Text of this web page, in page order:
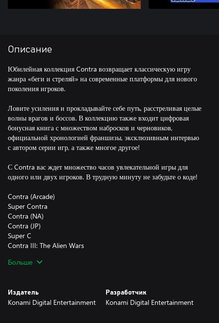
Описание
Юбилейная коллекция Contra возвращает классическую игру
жанра «беги и стреляй» на современные платформы для нового
поколения игроков.
Ловите усиления и прокладывайте себе путь, расстреливая целые
волны врагов и боссов. В коллекцию также входит цифровая
бонусная книга с множеством набросков и черновиков,
официальной хронологией франшизы, эксклюзивным интервью
с автором серии игр, а также многое другое!
С Contra вас ждет множество часов увлекательной игры для
одного или двух игроков. В трудную минуту не забудьте о коде!
Contra (Arcade)
Super Contra
Contra (NA)
Contra (JP)
Super C
Contra III: The Alien Wars
Contra Hard Corps
Больше
Издатель
Konami Digital Entertainment
Разработчик
Konami Digital Entertainment